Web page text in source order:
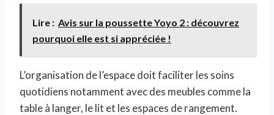
Lire : Avis sur la poussette Yoyo 2 : découvrez
pourquoi elle est si appréciée !
L’organisation de l’espace doit faciliter les soins
quotidiens notamment avec des meubles comme la
table à langer, le lit et les espaces de rangement.